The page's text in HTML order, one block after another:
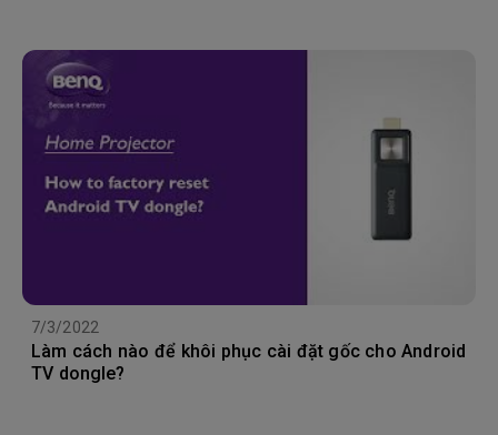
7/3/2022
Làm cách nào để khôi phục cài đặt gốc cho Android
TV dongle?